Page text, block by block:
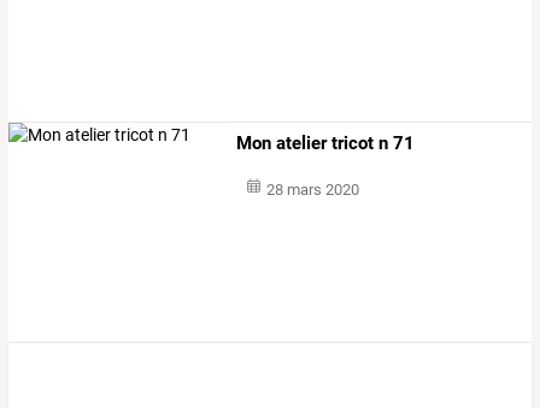
Mon atelier tricot n 71
28 mars 2020